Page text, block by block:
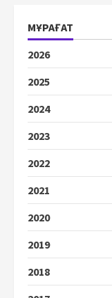
МҰРАҒАТ
2026
2025
2024
2023
2022
2021
2020
2019
2018